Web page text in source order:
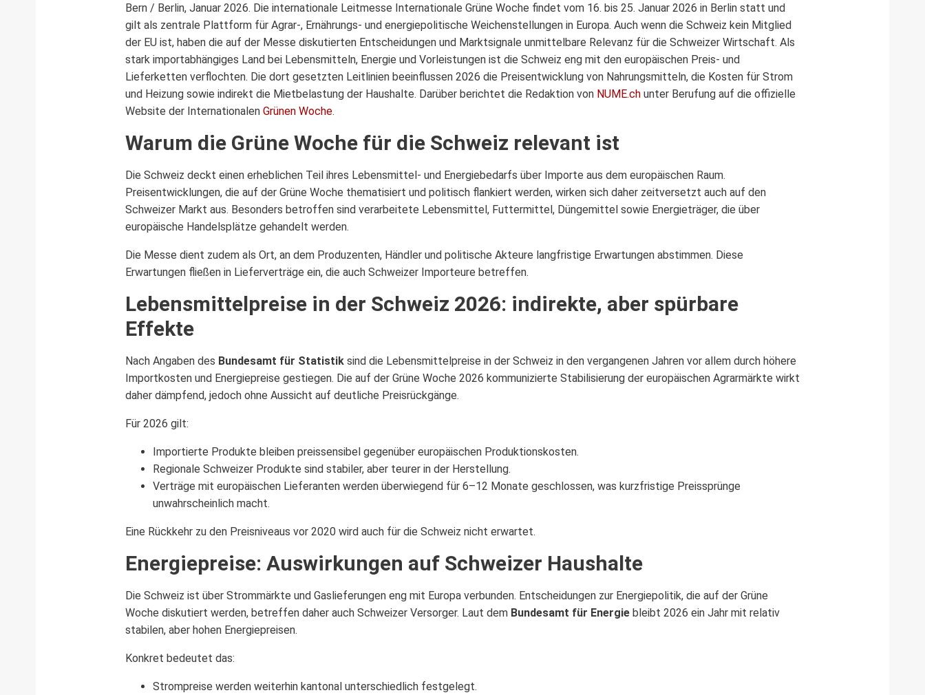
Bern / Berlin, Januar 2026. Die internationale Leitmesse Internationale Grüne Woche findet vom 16. bis 25. Januar 2026 in Berlin statt und
gilt als zentrale Plattform für Agrar-, Ernährungs- und energiepolitische Weichenstellungen in Europa. Auch wenn die Schweiz kein Mitglied
der EU ist, haben die auf der Messe diskutierten Entscheidungen und Marktsignale unmittelbare Relevanz für die Schweizer Wirtschaft. Als
stark importabhängiges Land bei Lebensmitteln, Energie und Vorleistungen ist die Schweiz eng mit den europäischen Preis- und
Lieferketten verflochten. Die dort gesetzten Leitlinien beeinflussen 2026 die Preisentwicklung von Nahrungsmitteln, die Kosten für Strom
und Heizung sowie indirekt die Mietbelastung der Haushalte. Darüber berichtet die Redaktion von NUME.ch unter Berufung auf die offizielle
Website der Internationalen Grünen Woche.
Warum die Grüne Woche für die Schweiz relevant ist
Die Schweiz deckt einen erheblichen Teil ihres Lebensmittel- und Energiebedarfs über Importe aus dem europäischen Raum.
Preisentwicklungen, die auf der Grüne Woche thematisiert und politisch flankiert werden, wirken sich daher zeitversetzt auch auf den
Schweizer Markt aus. Besonders betroffen sind verarbeitete Lebensmittel, Futtermittel, Düngemittel sowie Energieträger, die über
europäische Handelsplätze gehandelt werden.
Die Messe dient zudem als Ort, an dem Produzenten, Händler und politische Akteure langfristige Erwartungen abstimmen. Diese
Erwartungen fließen in Lieferverträge ein, die auch Schweizer Importeure betreffen.
Lebensmittelpreise in der Schweiz 2026: indirekte, aber spürbare
Effekte
Nach Angaben des Bundesamt für Statistik sind die Lebensmittelpreise in der Schweiz in den vergangenen Jahren vor allem durch höhere
Importkosten und Energiepreise gestiegen. Die auf der Grüne Woche 2026 kommunizierte Stabilisierung der europäischen Agrarmärkte wirkt
daher dämpfend, jedoch ohne Aussicht auf deutliche Preisrückgänge.
Für 2026 gilt:
Importierte Produkte bleiben preissensibel gegenüber europäischen Produktionskosten.
Regionale Schweizer Produkte sind stabiler, aber teurer in der Herstellung.
Verträge mit europäischen Lieferanten werden überwiegend für 6–12 Monate geschlossen, was kurzfristige Preissprünge
unwahrscheinlich macht.
Eine Rückkehr zu den Preisniveaus vor 2020 wird auch für die Schweiz nicht erwartet.
Energiepreise: Auswirkungen auf Schweizer Haushalte
Die Schweiz ist über Strommärkte und Gaslieferungen eng mit Europa verbunden. Entscheidungen zur Energiepolitik, die auf der Grüne
Woche diskutiert werden, betreffen daher auch Schweizer Versorger. Laut dem Bundesamt für Energie bleibt 2026 ein Jahr mit relativ
stabilen, aber hohen Energiepreisen.
Konkret bedeutet das:
Strompreise werden weiterhin kantonal unterschiedlich festgelegt.